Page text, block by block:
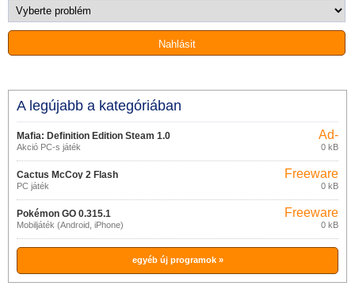
A legújabb a kategóriában
Mafia: Definition Edition Steam 1.0
Akció PC-s játék
Ad-
supported
0 kB
Cactus McCoy 2 Flash
PC játék
Freeware
0 kB
Pokémon GO 0.315.1
Mobiljáték (Android, iPhone)
Freeware
0 kB
egyéb új programok »